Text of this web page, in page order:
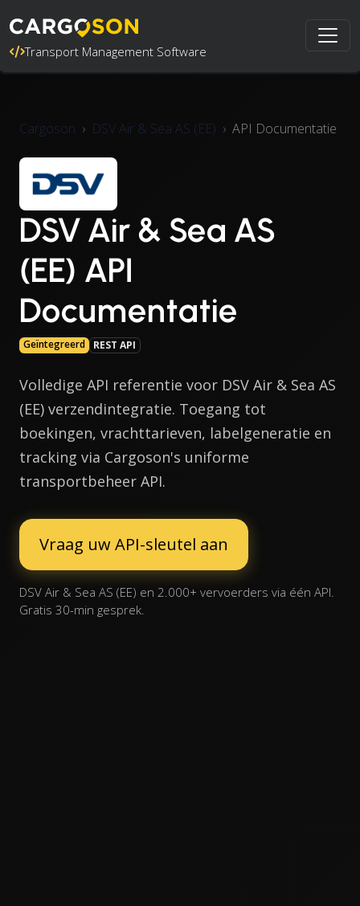
Transport Management Software
Cargoson DSV Air & Sea AS (EE) API Documentatie
DSV Air & Sea AS
(EE) API
Documentatie
Geïntegreerd REST API
Volledige API referentie voor DSV Air & Sea AS
(EE) verzendintegratie. Toegang tot
boekingen, vrachttarieven, labelgeneratie en
tracking via Cargoson's uniforme
transportbeheer API.
Vraag uw API-sleutel aan
DSV Air & Sea AS (EE) en 2.000+ vervoerders via één API.
Gratis 30-min gesprek.